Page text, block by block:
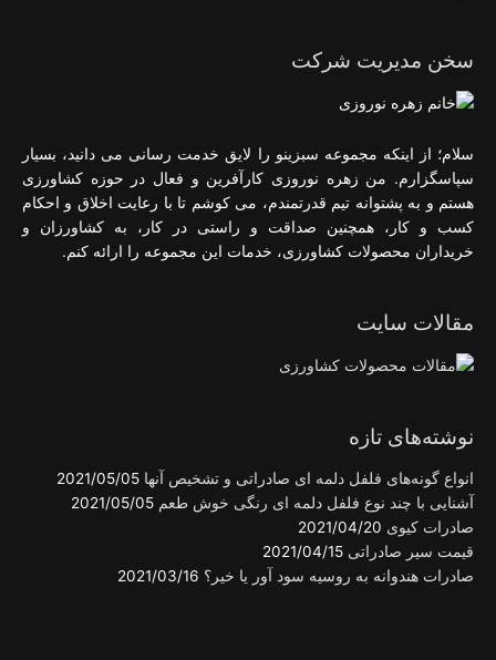
سخن مدیریت شرکت
سلام؛ از اینکه مجموعه سبزینو را لایق خدمت رسانی می دانید، بسیار
سپاسگزارم. من زهره نوروزی کارآفرین و فعال در حوزه کشاورزی
هستم و به پشتوانه تیم قدرتمندم، می کوشم تا با رعایت اخلاق و احکام
کسب و کار، همچنین صداقت و راستی در کار، به کشاورزان و
خریداران محصولات کشاورزی، خدمات این مجموعه را ارائه کنم.
مقالات سایت
نوشته‌های تازه
انواع گونه‌های فلفل دلمه ای صادراتی و تشخیص آنها 2021/05/05
آشنایی با چند نوع فلفل دلمه ای رنگی خوش طعم 2021/05/05
صادرات کیوی 2021/04/20
قیمت سیر صادراتی 2021/04/15
صادرات هندوانه به روسیه سود آور یا خیر؟ 2021/03/16